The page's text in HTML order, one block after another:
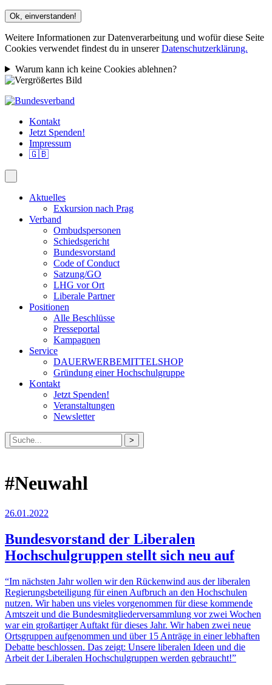
Ok, einverstanden!
Weitere Informationen zur Datenverarbeitung und wofür diese Seite
Cookies verwendet findest du in unsererDatenschutzerklärung.
Warum kann ich keine Cookies ablehnen?
Kontakt
Jetzt Spenden!
Impressum
🇬🇧
Aktuelles
Exkursion nach Prag
Verband
Ombudspersonen
Schiedsgericht
Bundesvorstand
Code of Conduct
Satzung/GO
LHG vor Ort
Liberale Partner
Positionen
Alle Beschlüsse
Presseportal
Kampagnen
Service
DAUERWERBEMITTELSHOP
Gründung einer Hochschulgruppe
Kontakt
Jetzt Spenden!
Veranstaltungen
Newsletter
Suche
nach:
#Neuwahl
26.01.2022
Bundesvorstand der Liberalen
Hochschulgruppen stellt sich neu auf
“Im nächsten Jahr wollen wir den Rückenwind aus der liberalen
Regierungsbeteiligung für einen Aufbruch an den Hochschulen
nutzen. Wir haben uns vieles vorgenommen für diese kommende
Amtszeit und die Bundesmitgliederversammlung vor zwei Wochen
war ein großartiger Auftakt für dieses Jahr. Wir haben zwei neue
Ortsgruppen aufgenommen und über 15 Anträge in einer lebhaften
Debatte beschlossen. Das zeigt: Unsere liberalen Ideen und die
Arbeit der Liberalen Hochschulgruppen werden gebraucht!”